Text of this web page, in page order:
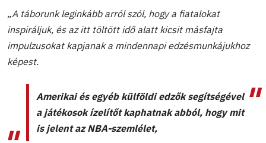
„A táborunk leginkább arról szól, hogy a fiatalokat
inspiráljuk, és az itt töltött idő alatt kicsit másfajta
impulzusokat kapjanak a mindennapi edzésmunkájukhoz
képest.
Amerikai és egyéb külföldi edzők segítségével
a játékosok ízelítőt kaphatnak abból, hogy mit
is jelent az NBA-szemlélet,